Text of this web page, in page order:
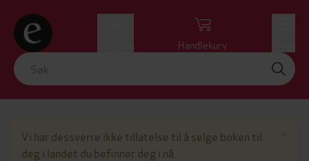
Handlekurv
Vi har dessverre ikke tillatelse til å selge boken til
deg i landet du befinner deg i nå.